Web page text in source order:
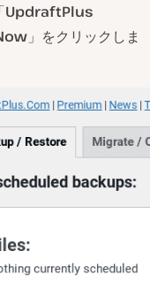
UpdraftPlus
」をクリックしま